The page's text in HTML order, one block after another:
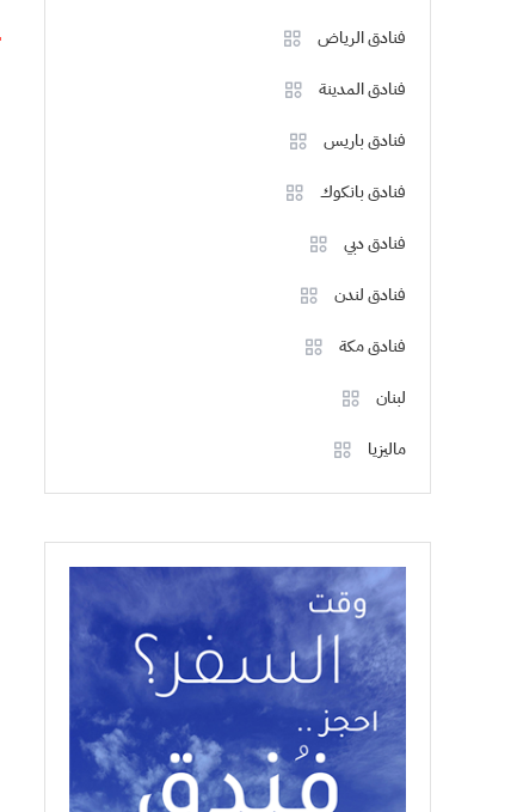
فنادق الرياض
فنادق المدينة
فنادق باريس
فنادق بانكوك
فنادق دبي
فنادق لندن
فنادق مكة
لبنان
ماليزيا